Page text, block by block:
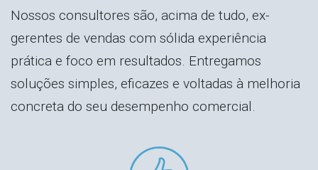
Nossos consultores são, acima de tudo, ex-
gerentes de vendas com sólida experiência
prática e foco em resultados. Entregamos
soluções simples, eficazes e voltadas à melhoria
concreta do seu desempenho comercial.